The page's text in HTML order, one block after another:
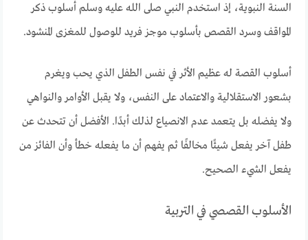
السنة النبوية، إذ استخدم النبي صلى الله عليه وسلم أسلوب ذكر
المواقف وسرد القصص بأسلوب موجز فريد للوصول للمغزى المنشود.
أسلوب القصة له عظيم الأثر في نفس الطفل الذي يحب ويغرم
بشعور الاستقلالية والاعتماد على النفس، ولا يقبل الأوامر والنواهي
ولا يفضله بل يتعمد عدم الانصياع لذلك أبدًا. الأفضل أن تتحدث عن
طفل آخر يفعل شيئًا مخالفًا ثم يفهم أن ما يفعله خطأ وأن الفائز من
يفعل الشيء الصحيح.
الأسلوب القصصي في التربية